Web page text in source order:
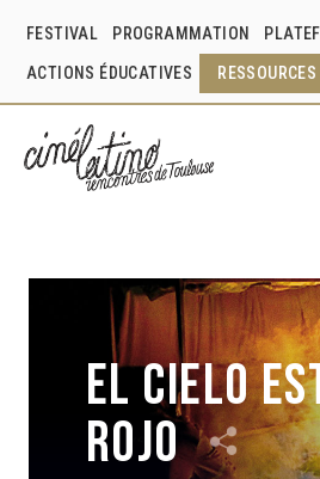
FESTIVAL PROGRAMMATION
ACTIONS ÉDUCATIVES RESSOURCES
El Cielo
rojo